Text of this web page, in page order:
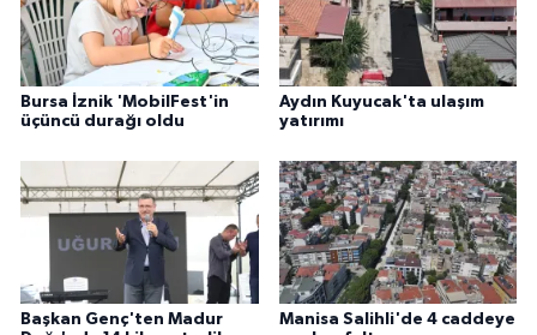
Bursa İznik 'MobilFest'in
üçüncü durağı oldu
Aydın Kuyucak'ta ulaşım
yatırımı
Başkan Genç'ten Madur
Manisa Salihli'de 4 caddeye